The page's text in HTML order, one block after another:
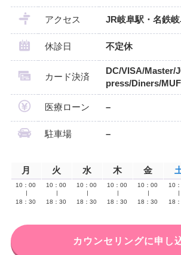
アクセス JR岐阜駅・名鉄
休診日 不定休
カード決済
DC/VISA/Master/
press/Diners/
医療ローン –
駐車場 –
月 火 水 木 金
10：00
18：30
10：00
18：30
10：00
18：30
10：00
18：30
10：00
18：30
10
18
カウンセリングに申し